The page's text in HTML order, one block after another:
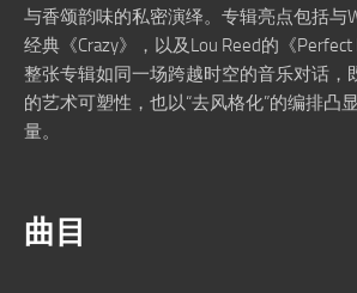
与香颂韵味的私密演绎。专辑亮点包括与
经典《Crazy》，以及Lou Reed的《Perfect
整张专辑如同一场跨越时空的音乐对话，
的艺术可塑性，也以“去风格化”的编排凸
量。
曲目